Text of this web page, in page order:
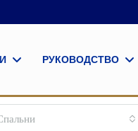
РУКОВОДСТВО